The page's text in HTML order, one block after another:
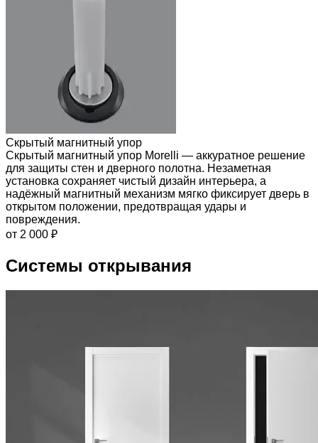
Скрытый магнитный упор
Скрытый магнитный упор Morelli — аккуратное решение
для защиты стен и дверного полотна. Незаметная
установка сохраняет чистый дизайн интерьера, а
надёжный магнитный механизм мягко фиксирует дверь в
открытом положении, предотвращая удары и
повреждения.
от 2 000 ₽
Системы открывания